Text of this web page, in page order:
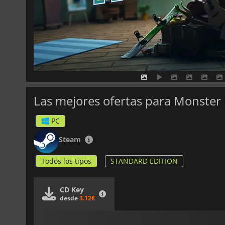
Las mejores ofertas para
PC
Steam
Todos los tipos STANDARD EDITION
CD Key
desde3.12€